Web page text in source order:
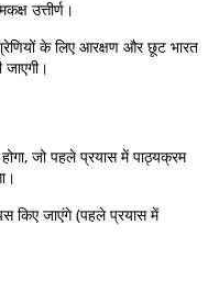
उत्तीर्ण।
के लिए आरक्षण और छूट भारत
जो पहले प्रयास में पाठ्यक्रम
किए जाएंगे (पहले प्रयास में